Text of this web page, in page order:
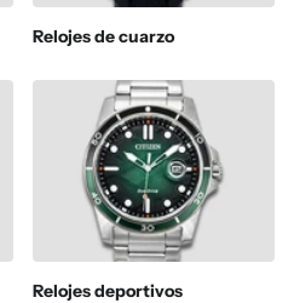
Relojes de cuarzo
Relojes deportivos